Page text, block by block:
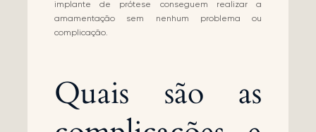
implante de prótese conseguem realizar a
amamentação sem nenhum problema ou
complicação.
Quais são as